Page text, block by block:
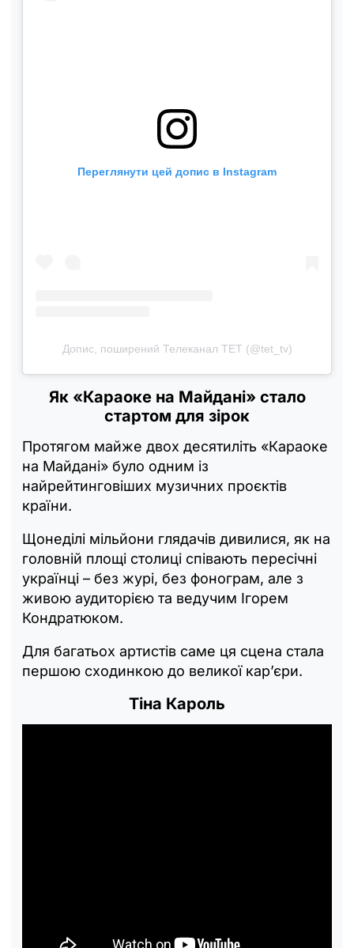
Переглянути цей допис в Instagram
Допис, поширений Телеканал ТЕТ (@tet_tv)
Як «Караоке на Майдані» стало
стартом для зірок
Протягом майже двох десятиліть «Караоке
на Майдані» було одним із
найрейтинговіших музичних проєктів
країни.
Щонеділі мільйони глядачів дивилися, як на
головній площі столиці співають пересічні
українці – без журі, без фонограм, але з
живою аудиторією та ведучим Ігорем
Кондратюком.
Для багатьох артистів саме ця сцена стала
першою сходинкою до великої кар’єри.
Тіна Кароль